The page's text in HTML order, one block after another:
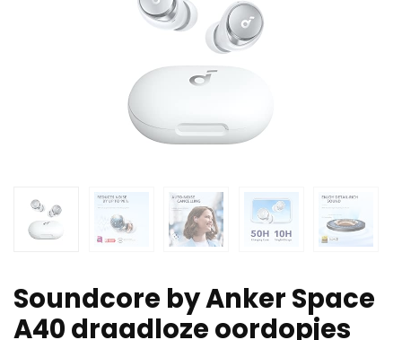
Soundcore by Anker Space
A40 draadloze oordopjes